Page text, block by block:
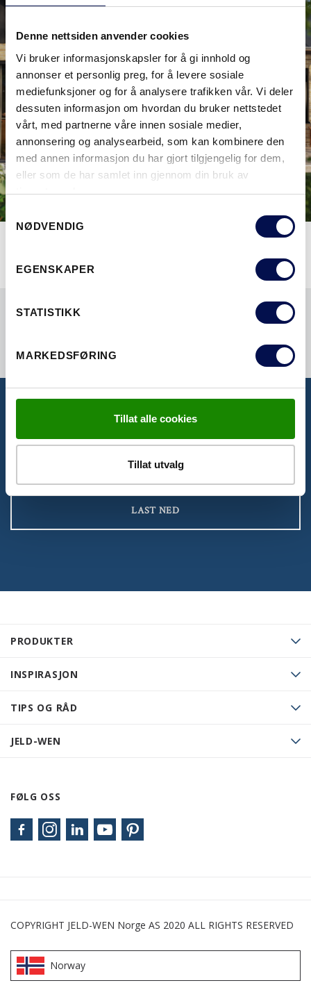
Denne nettsiden anvender cookies
Vi bruker informasjonskapsler for å gi innhold og
annonser et personlig preg, for å levere sosiale
mediefunksjoner og for å analysere trafikken vår. Vi deler
dessuten informasjon om hvordan du bruker nettstedet
vårt, med partnerne våre innen sosiale medier,
annonsering og analysearbeid, som kan kombinere den
med annen informasjon du har gjort tilgjengelig for dem,
eller som de har samlet inn gjennom din bruk av
tjenestene deres.
Consent
Selection
NØDVENDIG
EGENSKAPER
STATISTIKK
MARKEDSFØRING
Tillat alle cookies
Tillat utvalg
PRODUKTER
INSPIRASJON
TIPS OG RÅD
JELD-WEN
FØLG OSS
Her kan du se våre inspirerende brosjyrer
LAST NED
COPYRIGHT JELD-WEN Norge AS 2020 ALL RIGHTS RESERVED
Norway